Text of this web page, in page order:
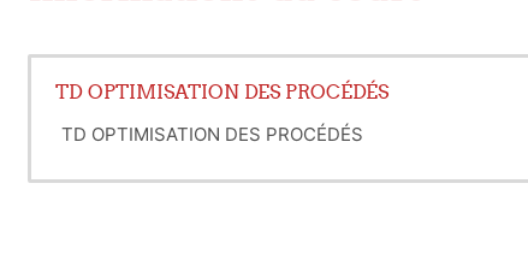
TD OPTIMISATION DES PROCÉDÉS
TD OPTIMISATION DES PROCÉDÉS